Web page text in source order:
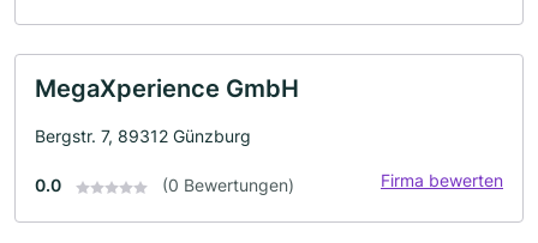
MegaXperience GmbH
Bergstr. 7, 89312 Günzburg
0.0 (0 Bewertungen) Firma bewerten